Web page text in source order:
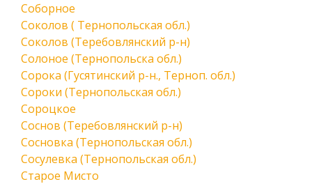
Соборное
Соколов ( Тернопольская обл.)
Соколов (Теребовлянский р-н)
Солоное (Тернопольска обл.)
Сорока (Гусятинский р-н., Терноп. обл.)
Сороки (Тернопольская обл.)
Сороцкое
Соснов (Теребовлянский р-н)
Сосновка (Тернопольская обл.)
Сосулевка (Тернопольская обл.)
Старое Мисто